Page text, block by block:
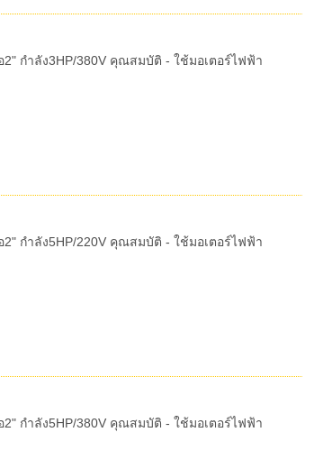
กำลัง3HP/380V คุณสมบัติ - ใช้มอเตอร์ไฟฟ้า
กำลัง5HP/220V คุณสมบัติ - ใช้มอเตอร์ไฟฟ้า
กำลัง5HP/380V คุณสมบัติ - ใช้มอเตอร์ไฟฟ้า